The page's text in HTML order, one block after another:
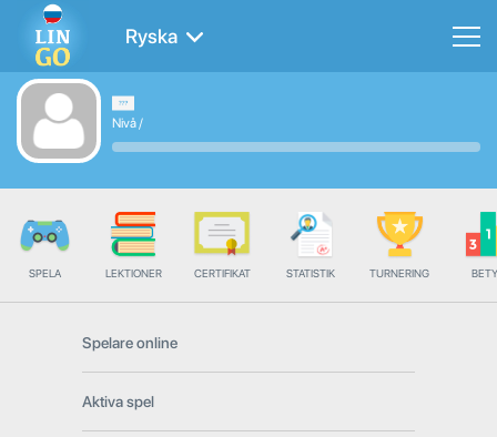
Ryska
Nivå/
SPELA LEKTIONER CERTIFIKAT STATISTIK TURNERING
Spelare online
Aktiva spel